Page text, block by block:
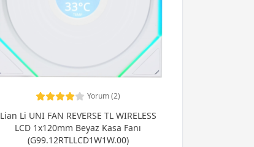
Yorum (2)
Lian Li UNI FAN REVERSE TL WIRELESS
LCD 1x120mm Beyaz Kasa Fanı
(G99.12RTLLCD1W1W.00)